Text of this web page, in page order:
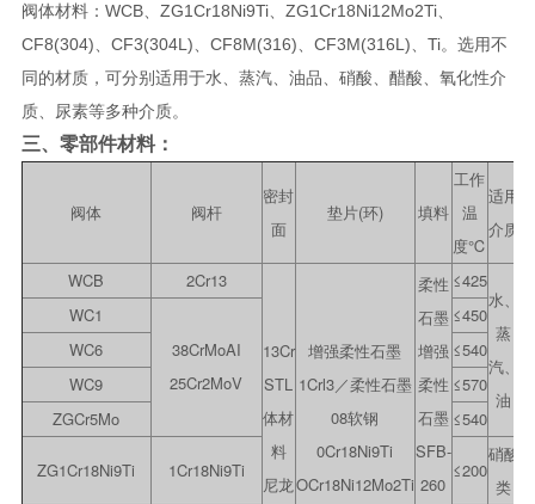
阀体材料：WCB、ZG1Cr18Ni9Ti、ZG1Cr18Ni12Mo2Ti、
CF8(304)、CF3(304L)、CF8M(316)、CF3M(316L)、Ti。选用不
同的材质，可分别适用于水、蒸汽、油品、硝酸、醋酸、氧化性介
质、尿素等多种介质。
三、​零部件材料：
阀体 阀杆
密封
面
垫片(环) 填料
工作
温
度℃
适用
介质
WCB 2Cr13
13Cr
STL
体材
料
尼龙
增强柔性石墨
1Crl3／柔性石墨
08软钢
0Cr18Ni9Ti
OCr18Ni12Mo2Ti
柔性
石墨
增强
柔性
石墨
SFB-
260
≤425
水、
蒸
汽、
油
WC1
38CrMoAI
25Cr2MoV
≤450
WC6
≤540
WC9
≤570
ZGCr5Mo
≤540
ZG1Cr18Ni9Ti 1Cr18Ni9Ti ≤200
硝酸
类